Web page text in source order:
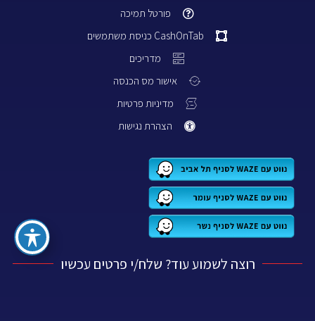
פורטל תמיכה
CashOnTab כניסת משתמשים
מדריכים
אישור מס הכנסה
מדיניות פרטיות
הצהרת נגישות
רוצה לשמוע עוד? שלח/י פרטים עכשיו